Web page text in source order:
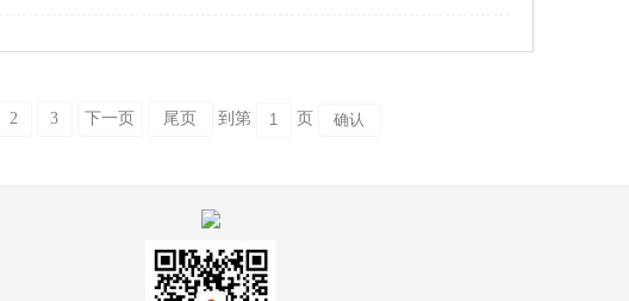
2 3 下一页 尾页 到第 页